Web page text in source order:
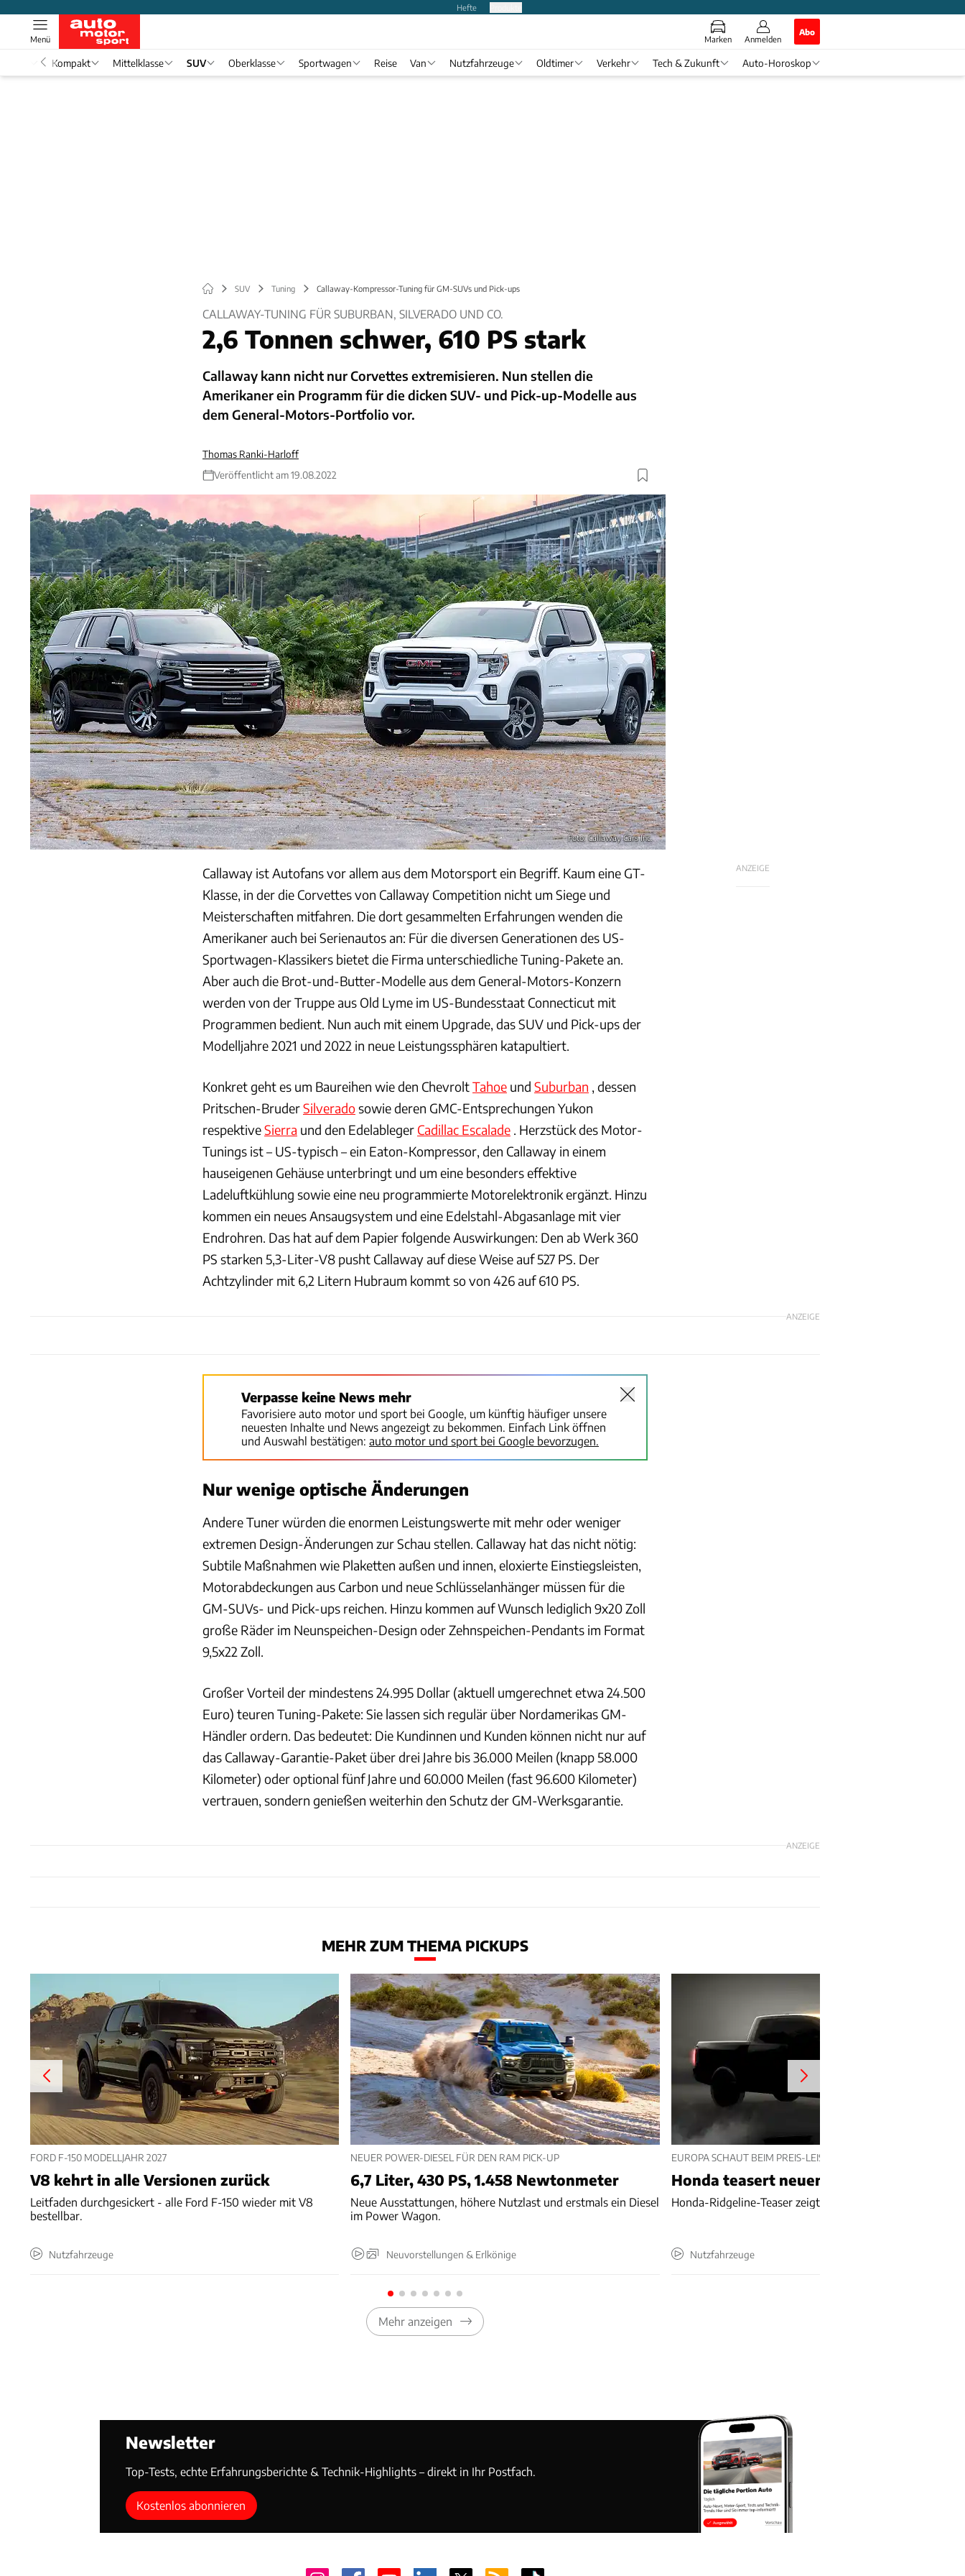
Hefte
Marken Anmelden
Abo
Menü
Kompakt Mittelklasse SUV Oberklasse Sportwagen Reise Van Nutzfahrzeuge Oldtimer Verkehr Tech & Zukunft Auto-Horoskop
SUV Tuning Callaway-Kompressor-Tuning für GM-SUVs und Pick-ups
CALLAWAY-TUNING FÜR SUBURBAN, SILVERADO UND CO.
2,6 Tonnen schwer, 610 PS stark
Callaway kann nicht nur Corvettes extremisieren. Nun stellen die
Amerikaner ein Programm für die dicken SUV- und Pick-up-Modelle aus
dem General-Motors-Portfolio vor.
Thomas Ranki-Harloff
Veröffentlicht am 19.08.2022
Foto: Callaway Cars Inc.
ANZEIGE
Callaway ist Autofans vor allem aus dem Motorsport ein Begriff. Kaum eine GT-
Klasse, in der die Corvettes von Callaway Competition nicht um Siege und
Meisterschaften mitfahren. Die dort gesammelten Erfahrungen wenden die
Amerikaner auch bei Serienautos an: Für die diversen Generationen des US-
Sportwagen-Klassikers bietet die Firma unterschiedliche Tuning-Pakete an.
Aber auch die Brot-und-Butter-Modelle aus dem General-Motors-Konzern
werden von der Truppe aus Old Lyme im US-Bundesstaat Connecticut mit
Programmen bedient. Nun auch mit einem Upgrade, das SUV und Pick-ups der
Modelljahre 2021 und 2022 in neue Leistungssphären katapultiert.
Konkret geht es um Baureihen wie den ChevroltTahoe und Suburban , dessen
Pritschen-BruderSilveradosowie deren GMC-Entsprechungen Yukon
respektiveSierra und den Edelableger Cadillac Escalade . Herzstück des Motor-
Tunings ist – US-typisch – ein Eaton-Kompressor, den Callaway in einem
hauseigenen Gehäuse unterbringt und um eine besonders effektive
Ladeluftkühlung sowie eine neu programmierte Motorelektronik ergänzt. Hinzu
kommen ein neues Ansaugsystem und eine Edelstahl-Abgasanlage mit vier
Endrohren. Das hat auf dem Papier folgende Auswirkungen: Den ab Werk 360
PS starken 5,3-Liter-V8 pusht Callaway auf diese Weise auf 527 PS. Der
Achtzylinder mit 6,2 Litern Hubraum kommt so von 426 auf 610 PS.
ANZEIGE
Verpasse keine News mehr
Favorisiere auto motor und sport bei Google, um künftig häufiger unsere
neuesten Inhalte und News angezeigt zu bekommen. Einfach Link öffnen
und Auswahl bestätigen: auto motor und sport bei Google bevorzugen.
Nur wenige optische Änderungen
Andere Tuner würden die enormen Leistungswerte mit mehr oder weniger
extremen Design-Änderungen zur Schau stellen. Callaway hat das nicht nötig:
Subtile Maßnahmen wie Plaketten außen und innen, eloxierte Einstiegsleisten,
Motorabdeckungen aus Carbon und neue Schlüsselanhänger müssen für die
GM-SUVs- und Pick-ups reichen. Hinzu kommen auf Wunsch lediglich 9x20 Zoll
große Räder im Neunspeichen-Design oder Zehnspeichen-Pendants im Format
9,5x22 Zoll.
Großer Vorteil der mindestens 24.995 Dollar (aktuell umgerechnet etwa 24.500
Euro) teuren Tuning-Pakete: Sie lassen sich regulär über Nordamerikas GM-
Händler ordern. Das bedeutet: Die Kundinnen und Kunden können nicht nur auf
das Callaway-Garantie-Paket über drei Jahre bis 36.000 Meilen (knapp 58.000
Kilometer) oder optional fünf Jahre und 60.000 Meilen (fast 96.600 Kilometer)
vertrauen, sondern genießen weiterhin den Schutz der GM-Werksgarantie.
ANZEIGE
MEHR ZUM THEMA PICKUPS
FORD F-150 MODELLJAHR 2027
V8 kehrt in alle Versionen zurück
Leitfaden durchgesickert - alle Ford F-150 wieder mit V8
bestellbar.
Nutzfahrzeuge
NEUER POWER-DIESEL FÜR DEN RAM PICK-UP
6,7 Liter, 430 PS, 1.458 Newtonmeter
Neue Ausstattungen, höhere Nutzlast und erstmals ein Diesel
im Power Wagon.
Neuvorstellungen & Erlkönige
EUROPA SCHAUT BEIM PREIS-LEISTUNGS-HIT ZU
Honda teasert neuen Ridgeline
Honda-Ridgeline-Teaser zeigt Günstig-Pick-up truckiger.
Nutzfahrzeuge
Mehr anzeigen
Newsletter
Top-Tests, echte Erfahrungsberichte & Technik-Highlights – direkt in Ihr Postfach.
Kostenlos abonnieren